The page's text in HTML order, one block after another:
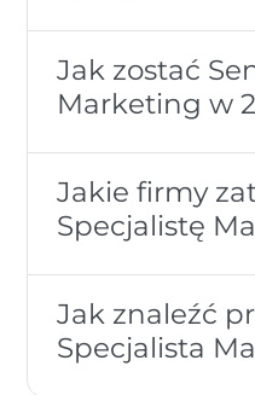
Jak zostać
Marketing w
Jakie firmy
Specjalistę
Jak znaleźć
Specjalista